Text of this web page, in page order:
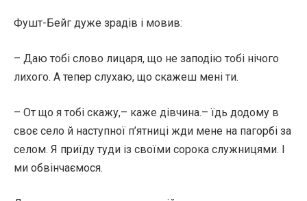
Фушт-Бейг дуже зрадів і мовив:
– Даю тобі слово лицаря, що не заподію тобі нічого
лихого. А тепер слухаю, що скажеш мені ти.
– От що я тобі скажу,– каже дівчина.– їдь додому в
своє село й наступної п’ятниці жди мене на пагорбі за
селом. Я приїду туди із своїми сорока служницями. І
ми обвінчаємося.